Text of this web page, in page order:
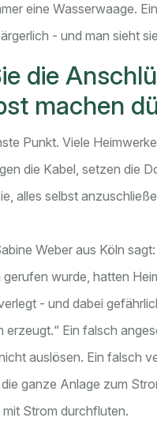
eine Wasserwaage.
- und man sieht
die
machen
Punkt. Viele
die Kabel, setzen die
alles selbst
Weber aus Köln
gerufen wurde, hatten
- und dabei
erzeugt.“ Ein falsch
auslösen. Ein falsch
ganze Anlage zum
Strom durchfluten.